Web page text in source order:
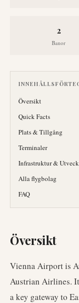
2
Banor
Översikt
Quick Facts
Plats & Tillgång
Terminaler
Infrastruktur &
Alla flygbolag
FAQ
Översikt
Vienna Airport is
Austrian Airlines.
a key gateway to